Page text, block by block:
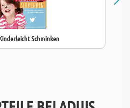
Schminken